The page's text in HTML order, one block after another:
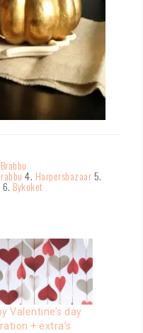
Brabbu
4. Harpersbazaar 5.
6. Bykoket
Valentine’s day
+ extra’s